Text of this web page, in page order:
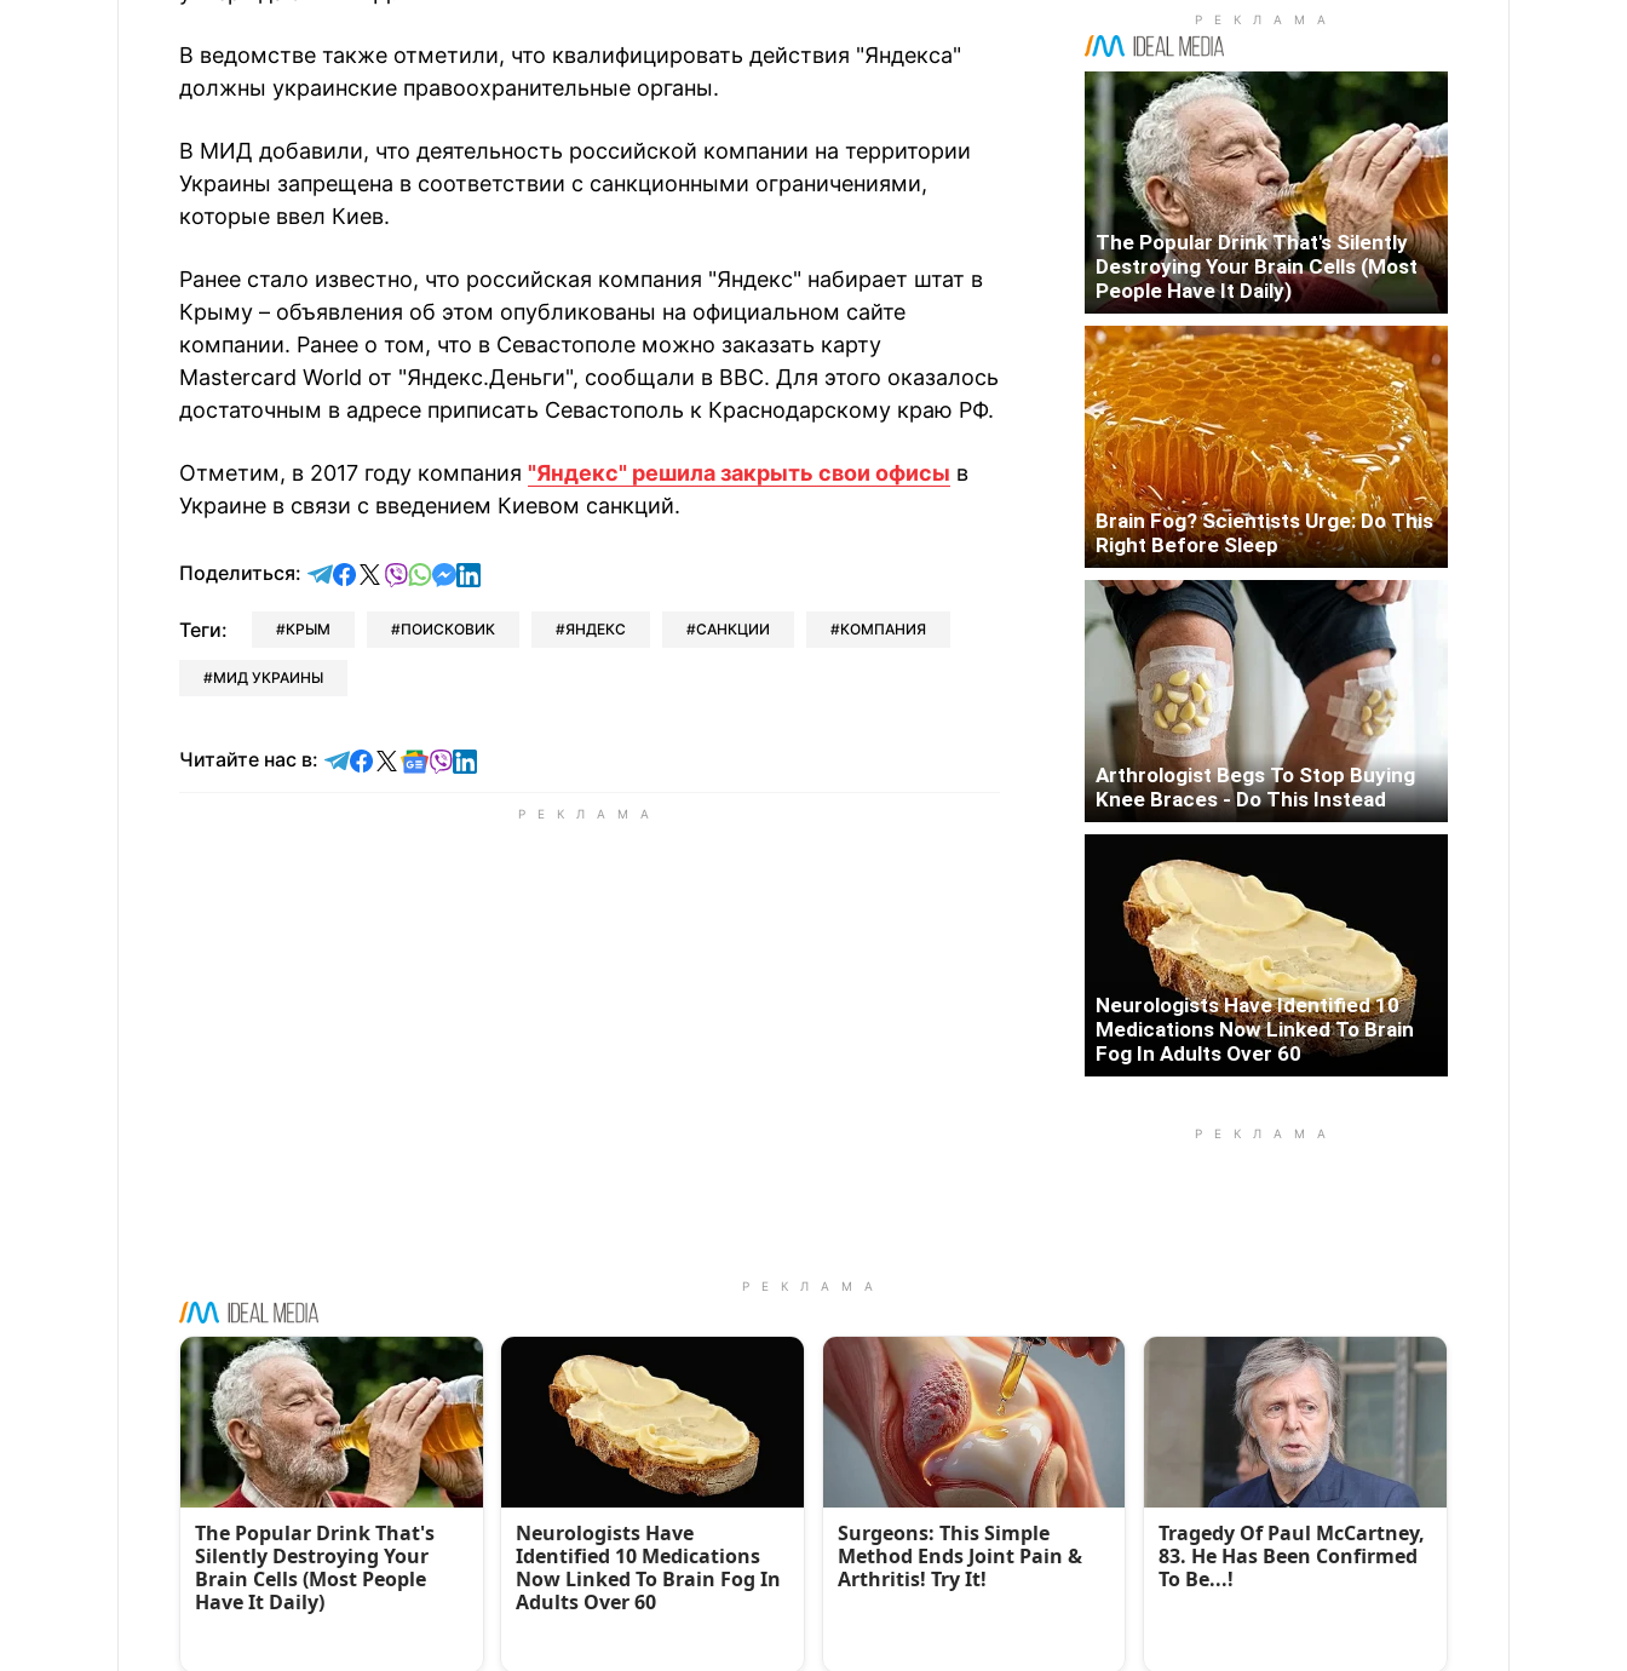
В ведомстве также отметили, что квалифицировать действия "Яндекса"
должны украинские правоохранительные органы.
В МИД добавили, что деятельность российской компании на территории
Украины запрещена в соответствии с санкционными ограничениями,
которые ввел Киев.
Ранее стало известно, что российская компания "Яндекс" набирает штат в
Крыму – объявления об этом опубликованы на официальном сайте
компании. Ранее о том, что в Севастополе можно заказать карту
Mastercard World от "Яндекс.Деньги", сообщали в BBC. Для этого оказалось
достаточным в адресе приписать Севастополь к Краснодарскому краю РФ.
Отметим, в 2017 году компания "Яндекс" решила закрыть свои офисы в
Украине в связи с введением Киевом санкций.
Поделиться: отправить в Telegram
поделиться в Facebook
поделиться в X
отправить в Viber
отправить в Whatsapp
отправить в Messenger
отправить в LinkedIn
Теги: КРЫМ ПОИСКОВИК ЯНДЕКС САНКЦИИ КОМПАНИЯ
МИД УКРАИНЫ
Читайте нас в: Читайте в Telegram
Читайте в Facebook
Читайте в X
Читайте в Google news
Читайте в Viber
Читайте в LinkedIn